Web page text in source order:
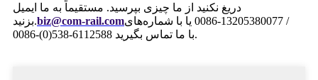
دریغ نکنید از ما چیزی بپرسید. مستقیماً به ما ایمیل
بزنید.biz@com-rail.comیا با شماره‌های ‎0086-13205380077 /
0086-(0)538-6112588 با ما تماس بگیرید.